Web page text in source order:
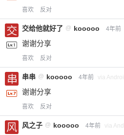
喜欢 反对
交给他就好了 @ kooooo 4年前
谢谢分享
喜欢 反对
串串 @ kooooo 4年前 via
谢谢分享
喜欢 反对
风之子 @ kooooo 4年前 via